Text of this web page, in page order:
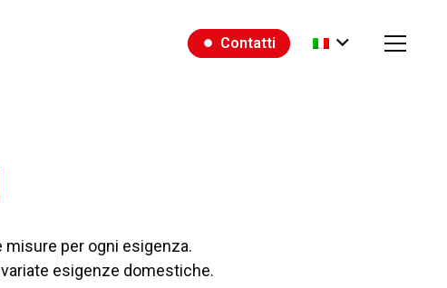
fiber_manual_record Contatti
per ogni esigenza.
esigenze domestiche.